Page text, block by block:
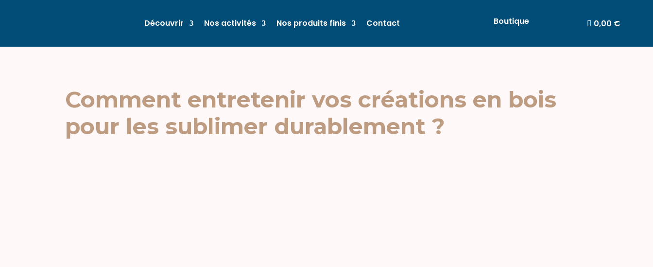
Découvrir Nos activités Nos produits finis Contact Boutique 0,00 €
Comment entretenir vos créations en bois
pour les sublimer durablement ?